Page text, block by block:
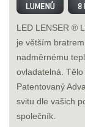
LED LENSER ®
je větším
nadměrnému
ovladatelná.
Patentovaný
svitu dle vašich
společník.